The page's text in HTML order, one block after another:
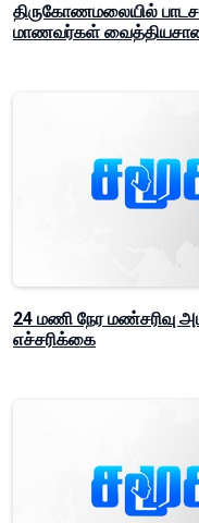
திருகோணமலையில்
மாணவர்கள்
24 மணி நேர மண்சரிவு
எச்சரிக்கை